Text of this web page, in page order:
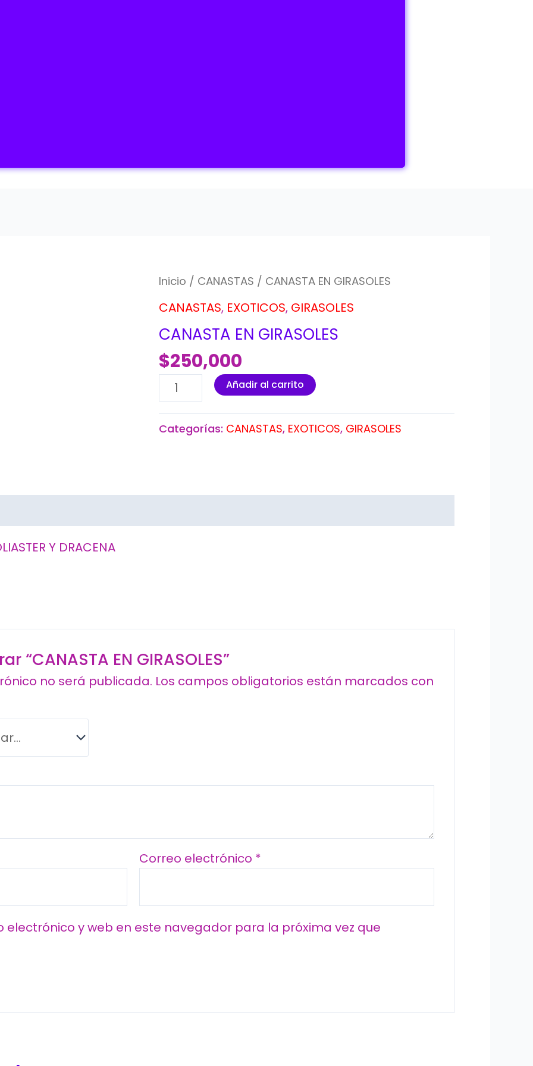
Inicio / CANASTAS / CANASTA EN GIRASOLES
CANASTAS, EXOTICOS, GIRASOLES
CANASTA EN GIRASOLES
$250,000
Añadir al carrito
Categorías: CANASTAS, EXOTICOS, GIRASOLES
Y DRACENA
“CANASTA EN GIRASOLES”
no será publicada. Los campos obligatorios están marcados con
Correo electrónico *
electrónico y web en este navegador para la próxima vez que